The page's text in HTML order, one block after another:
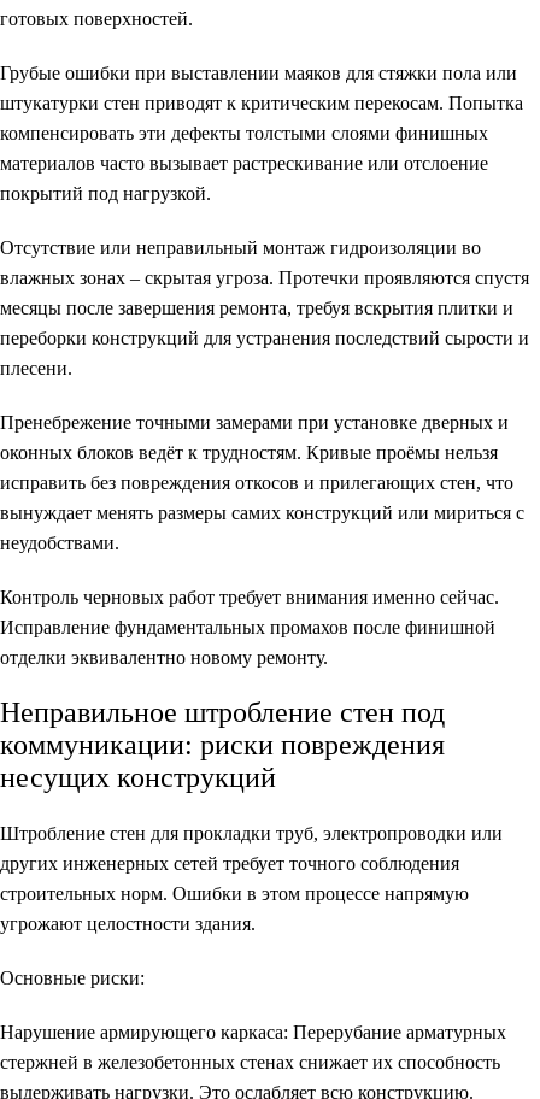
готовых поверхностей.
Грубые ошибки при выставлении маяков для стяжки пола или
штукатурки стен приводят к критическим перекосам. Попытка
компенсировать эти дефекты толстыми слоями финишных
материалов часто вызывает растрескивание или отслоение
покрытий под нагрузкой.
Отсутствие или неправильный монтаж гидроизоляции во
влажных зонах – скрытая угроза. Протечки проявляются спустя
месяцы после завершения ремонта, требуя вскрытия плитки и
переборки конструкций для устранения последствий сырости и
плесени.
Пренебрежение точными замерами при установке дверных и
оконных блоков ведёт к трудностям. Кривые проёмы нельзя
исправить без повреждения откосов и прилегающих стен, что
вынуждает менять размеры самих конструкций или мириться с
неудобствами.
Контроль черновых работ требует внимания именно сейчас.
Исправление фундаментальных промахов после финишной
отделки эквивалентно новому ремонту.
Неправильное штробление стен под
коммуникации: риски повреждения
несущих конструкций
Штробление стен для прокладки труб, электропроводки или
других инженерных сетей требует точного соблюдения
строительных норм. Ошибки в этом процессе напрямую
угрожают целостности здания.
Основные риски:
Нарушение армирующего каркаса: Перерубание арматурных
стержней в железобетонных стенах снижает их способность
выдерживать нагрузки. Это ослабляет всю конструкцию.